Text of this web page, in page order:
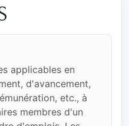
applicables en
d'avancement,
etc., à
membres d'un